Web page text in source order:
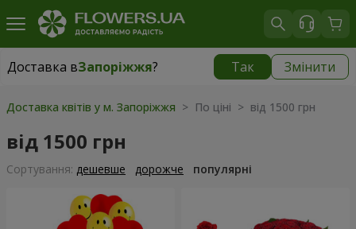
Доставка вЗапоріжжя? Так Змінити
Доставка вЗапоріжжя|
Доставка квітів у м. Запоріжжя > По ціні > від 1500 грн
від 1500 грн
Сортування: дешевше дорожче популярні